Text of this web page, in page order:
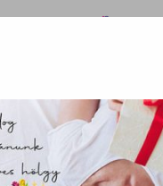
„cookie"-kat (továbbiakban
olyan fájlok, melyek
Ehhez az Ön